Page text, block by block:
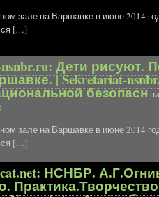
зале на Варшавке в июне 2014
[…]
nsnbr.ru: Дети
| Sekretariat-
безопасн
зале на Варшавке в июне 2014
[…]
НСНБР.